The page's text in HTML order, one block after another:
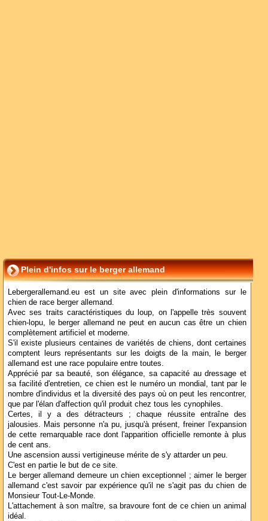
Plein d'infos sur le berger allemand
Lebergerallemand.eu est un site avec plein d'informations sur le
chien de race berger allemand.
Avec ses traits caractéristiques du loup, on l'appelle très souvent
chien-lopu, le berger allemand ne peut en aucun cas être un chien
complètement artificiel et moderne.
S'il existe plusieurs centaines de variétés de chiens, dont certaines
comptent leurs représentants sur les doigts de la main, le berger
allemand est une race populaire entre toutes.
Apprécié par sa beauté, son élégance, sa capacité au dressage et
sa facilité d'entretien, ce chien est le numéro un mondial, tant par le
nombre d'individus et la diversité des pays où on peut les rencontrer,
que par l'élan d'affection qu'il produit chez tous les cynophiles.
Certes, il y a des détracteurs ; chaque réussite entraîne des
jalousies. Mais personne n'a pu, jusqu'à présent, freiner l'expansion
de cette remarquable race dont l'apparition officielle remonte à plus
de cent ans.
Une ascension aussi vertigineuse mérite de s'y attarder un peu.
C'est en partie le but de ce site.
Le berger allemand demeure un chien exceptionnel ; aimer le berger
allemand c'est savoir par expérience qu'il ne s'agit pas du chien de
Monsieur Tout-Le-Monde.
L'attachement à son maître, sa bravoure font de ce chien un animal
idéal.